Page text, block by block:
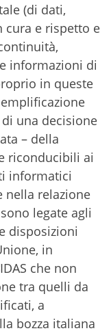
(di dati,
cura e rispetto e
informazioni di
in queste
una decisione
– della
riconducibili ai
informatici
nella relazione
legate agli
disposizioni
in
che non
tra quelli da
a
bozza italiana